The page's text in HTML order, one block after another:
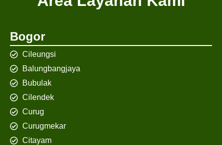
Bogor
Cileungsi
Balungbangjaya
Bubulak
Cilendek
Curug
Curugmekar
Citayam